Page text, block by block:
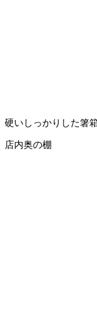
硬いしっかりした箸
店内奥の棚